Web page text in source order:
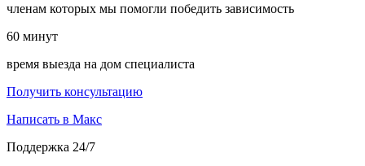
членам которых мы помогли победить зависимость
60 минут
время выезда на дом специалиста
Получить консультацию
Написать в Макс
Поддержка 24/7